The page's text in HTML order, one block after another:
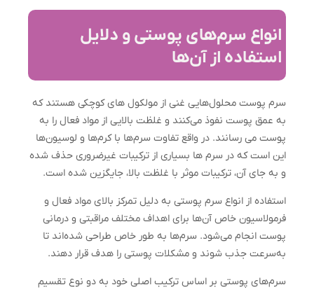
انواع سرم‌های پوستی و دلایل
استفاده از آن‌ها
سرم‌ پوست محلول‌هایی غنی از مولکول های کوچکی هستند که
به عمق پوست نفوذ می‌کنند و غلظت بالایی از مواد فعال را به
پوست می رسانند. در واقع تفاوت سرم‎‌ها با کرم‌ها و لوسیون‌ها
این است که در سرم ها بسیاری از ترکیبات غیرضروری حذف شده
و به جای آن، ترکیبات موثر با غلظت بالا، جایگزین شده است.
استفاده از انواع سرم پوستی به دلیل تمرکز بالای مواد فعال و
فرمولاسیون خاص آن‌ها برای اهداف مختلف مراقبتی و درمانی
پوست انجام می‌شود. سرم‌ها به طور خاص طراحی شده‌اند تا
به‌سرعت جذب شوند و مشکلات پوستی را هدف قرار دهند.
سرم‌های پوستی بر اساس ترکیب اصلی خود به دو نوع تقسیم